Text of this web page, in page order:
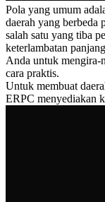
Pola yang umum
daerah yang berbeda
salah satu yang tiba
keterlambatan
Anda untuk mengira-
cara praktis.
Untuk membuat
ERPC menyediakan